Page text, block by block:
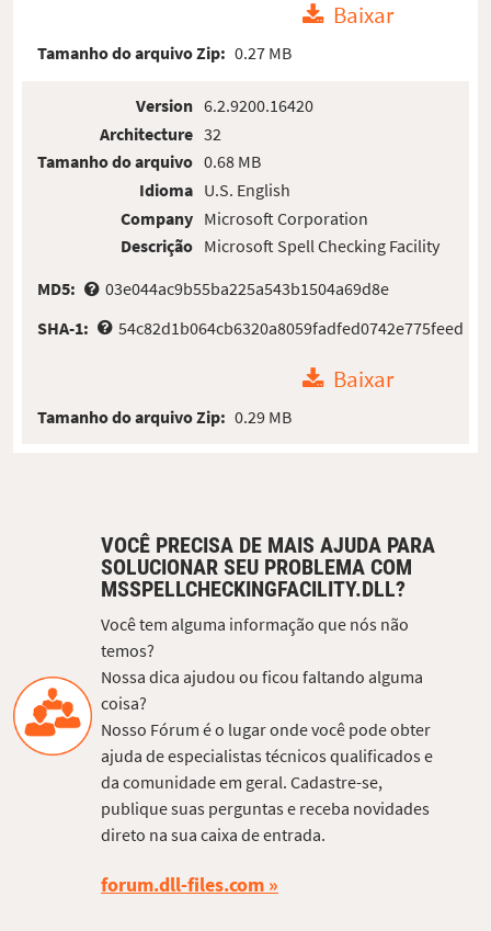
Baixar
Tamanho do arquivo Zip: 0.27 MB
Version
Architecture
Tamanho do arquivo
Idioma
Company
Descrição
6.2.9200.16420
32
0.68 MB
U.S. English
Microsoft Corporation
Microsoft Spell Checking Facility
MD5:
03e044ac9b55ba225a543b1504a69d8e
SHA-1:
54c82d1b064cb6320a8059fadfed0742e775feed
Baixar
Tamanho do arquivo Zip: 0.29 MB
VOCÊ PRECISA DE MAIS AJUDA PARA
SOLUCIONAR SEU PROBLEMA COM
MSSPELLCHECKINGFACILITY.DLL?
Você tem alguma informação que nós não
temos?
Nossa dica ajudou ou ficou faltando alguma
coisa?
Nosso Fórum é o lugar onde você pode obter
ajuda de especialistas técnicos qualificados e
da comunidade em geral. Cadastre-se,
publique suas perguntas e receba novidades
direto na sua caixa de entrada.
forum.dll-files.com